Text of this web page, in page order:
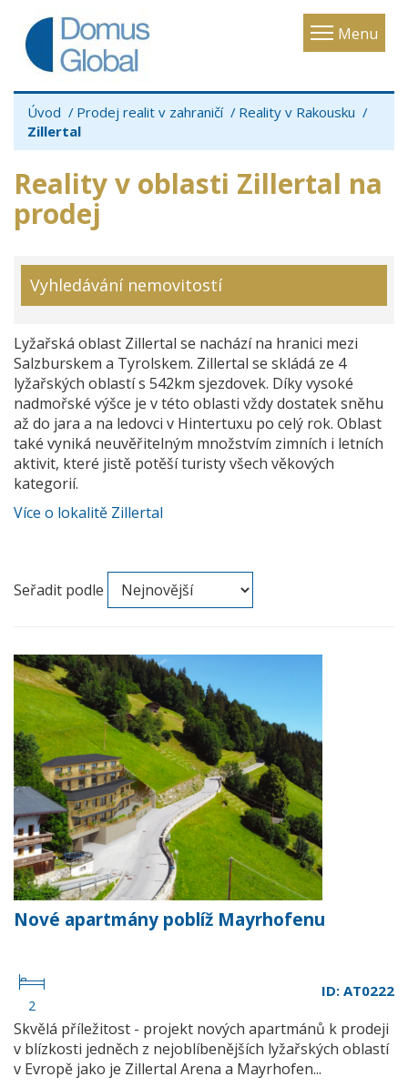
Menu
Toggle
Úvod Prodej realit v zahraničí
Reality v Rakousku
Zillertal
Reality v oblasti Zillertal na
prodej
Vyhledávání nemovitostí
Lyžařská oblast Zillertal se nachází na hranici mezi
Salzburskem a Tyrolskem. Zillertal se skládá ze 4
lyžařských oblastí s 542km sjezdovek. Díky vysoké
nadmořské výšce je v této oblasti vždy dostatek sněhu
až do jara a na ledovci v Hintertuxu po celý rok. Oblast
také vyniká neuvěřitelným množstvím zimních i letních
aktivit, které jistě potěší turisty všech věkových
kategorií.
Více o lokalitě Zillertal
Seřadit podle
Nové apartmány poblíž Mayrhofenu
2
ID: AT0222
Skvělá příležitost - projekt nových apartmánů k prodeji
v blízkosti jedněch z nejoblíbenějších lyžařských oblastí
v Evropě jako je Zillertal Arena a Mayrhofen...